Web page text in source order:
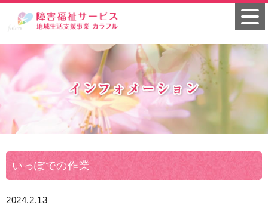
いっぽでの作業
2024.2.13